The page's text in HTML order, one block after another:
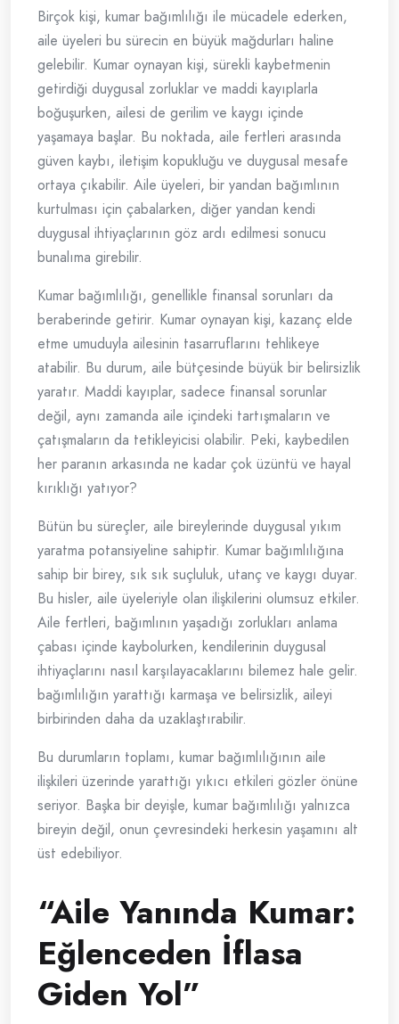
Birçok kişi, kumar bağımlılığı ile mücadele ederken,
aile üyeleri bu sürecin en büyük mağdurları haline
gelebilir. Kumar oynayan kişi, sürekli kaybetmenin
getirdiği duygusal zorluklar ve maddi kayıplarla
boğuşurken, ailesi de gerilim ve kaygı içinde
yaşamaya başlar. Bu noktada, aile fertleri arasında
güven kaybı, iletişim kopukluğu ve duygusal mesafe
ortaya çıkabilir. Aile üyeleri, bir yandan bağımlının
kurtulması için çabalarken, diğer yandan kendi
duygusal ihtiyaçlarının göz ardı edilmesi sonucu
bunalıma girebilir.
Kumar bağımlılığı, genellikle finansal sorunları da
beraberinde getirir. Kumar oynayan kişi, kazanç elde
etme umuduyla ailesinin tasarruflarını tehlikeye
atabilir. Bu durum, aile bütçesinde büyük bir belirsizlik
yaratır. Maddi kayıplar, sadece finansal sorunlar
değil, aynı zamanda aile içindeki tartışmaların ve
çatışmaların da tetikleyicisi olabilir. Peki, kaybedilen
her paranın arkasında ne kadar çok üzüntü ve hayal
kırıklığı yatıyor?
Bütün bu süreçler, aile bireylerinde duygusal yıkım
yaratma potansiyeline sahiptir. Kumar bağımlılığına
sahip bir birey, sık sık suçluluk, utanç ve kaygı duyar.
Bu hisler, aile üyeleriyle olan ilişkilerini olumsuz etkiler.
Aile fertleri, bağımlının yaşadığı zorlukları anlama
çabası içinde kaybolurken, kendilerinin duygusal
ihtiyaçlarını nasıl karşılayacaklarını bilemez hale gelir.
bağımlılığın yarattığı karmaşa ve belirsizlik, aileyi
birbirinden daha da uzaklaştırabilir.
Bu durumların toplamı, kumar bağımlılığının aile
ilişkileri üzerinde yarattığı yıkıcı etkileri gözler önüne
seriyor. Başka bir deyişle, kumar bağımlılığı yalnızca
bireyin değil, onun çevresindeki herkesin yaşamını alt
üst edebiliyor.
“Aile Yanında Kumar:
Eğlenceden İflasa
Giden Yol”